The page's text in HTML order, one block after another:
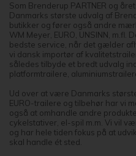
Som Brenderup PARTNER og
Danmarks største udvalg af
butikker og fører også andre
WM Meyer, EURO, UNSINN, m.fl.
bedste service, når det gælder
vi dansk importør af
således tilbyde et bredt udvalg
platformtrailere,
Ud over at være Danmarks
EURO-trailere og tilbehør har vi
også at omhandle andre
cykelstativer, el-spil m.m. Vi vil
og har hele tiden fokus på at
skal handle ét sted.